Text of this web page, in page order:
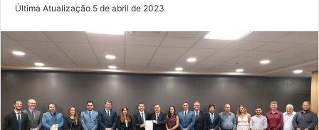
Última Atualização 5 de abril de 2023